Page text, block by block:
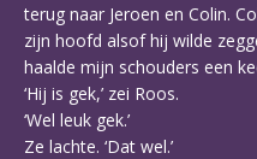
terug naar Jeroen en Colin.
zijn hoofd alsof hij wilde
haalde mijn schouders een
‘Hij is gek,’ zei Roos.
‘Wel leuk gek.’
Ze lachte. ‘Dat wel.’